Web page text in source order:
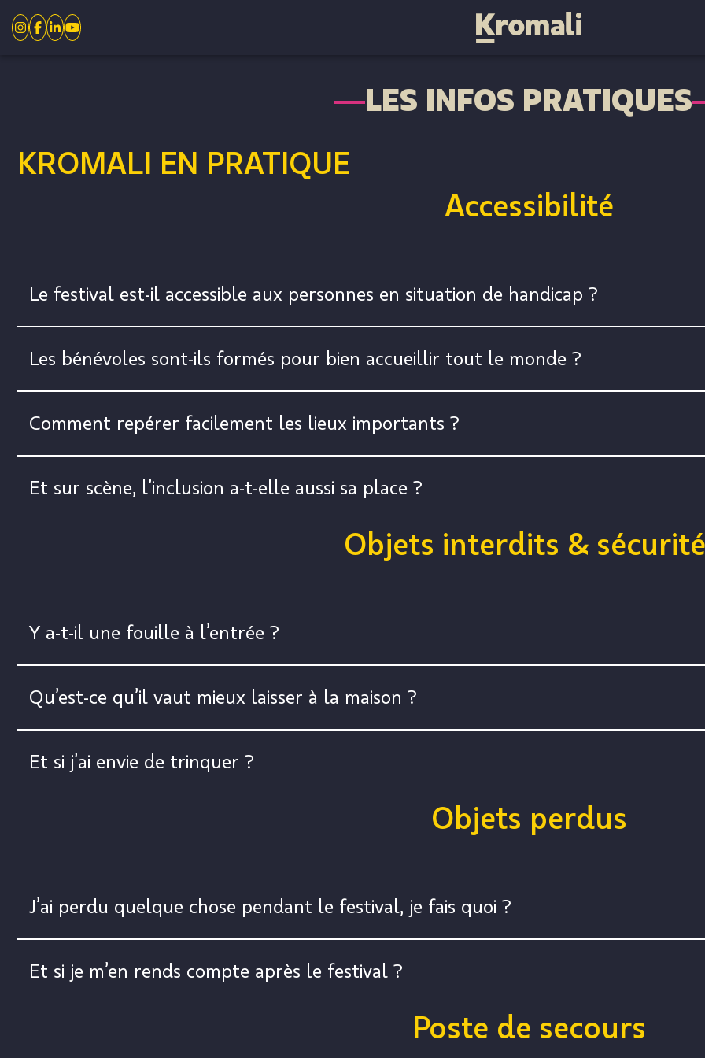
LES INFOS PRATIQUES
KROMALI EN PRATIQUE
Accessibilité
Le festival est-il accessible aux personnes en situation de handicap ?
Les bénévoles sont-ils formés pour bien accueillir tout le monde ?
Comment repérer facilement les lieux importants ?
Et sur scène, l’inclusion a-t-elle aussi sa place ?
Objets interdits & sécurité
Y a-t-il une fouille à l’entrée ?
Qu’est-ce qu’il vaut mieux laisser à la maison ?
Et si j’ai envie de trinquer ?
Objets perdus
J’ai perdu quelque chose pendant le festival, je fais quoi ?
Et si je m’en rends compte après le festival ?
Poste de secours